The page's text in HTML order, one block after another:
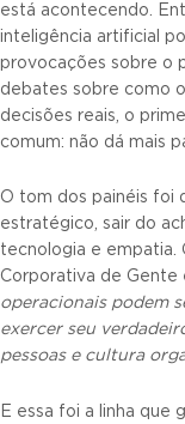
está acontecendo.
inteligência artificial
provocações sobre o
debates sobre como
decisões reais, o
comum: não dá mais
O tom dos painéis foi
estratégico, sair do
tecnologia e empatia.
Corporativa de Gente
operacionais podem
exercer seu
pessoas e cultura
E essa foi a linha que